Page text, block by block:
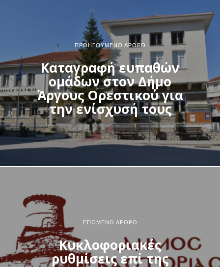
ΠΡΟΗΓΟΎΜΕΝΟ ΆΡΘΡΟ
Καταγραφή ευπαθών
ομάδων στον Δήμο
Άργους Ορεστικού για
την ενίσχυσή τους
ΕΠΌΜΕΝΟ ΆΡΘΡΟ
Κυκλοφοριακές
ρυθμίσεις επί της